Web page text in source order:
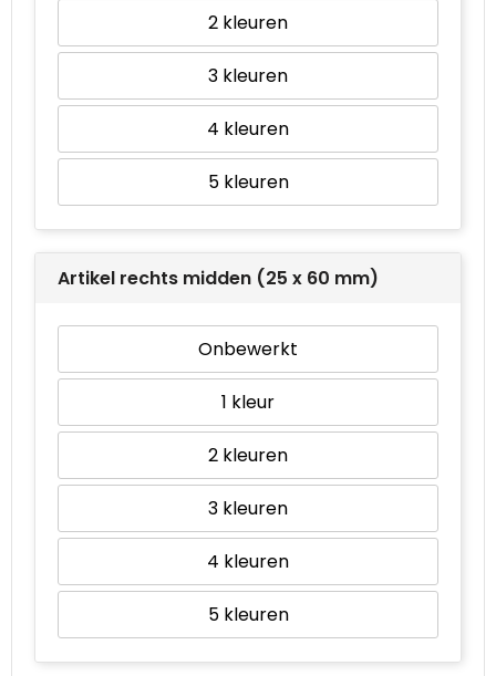
2
3
4
5
Artikel rechts midden (25 x 60 mm)
Onbewerkt
1
2
3
4
5